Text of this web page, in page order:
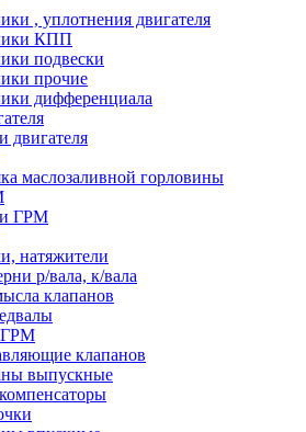
, уплотнения двигателя
КПП
подвески
прочие
дифференциала
двигателя
маслозаливной горловины
ГРМ
натяжители
р/вала, к/вала
клапанов
клапанов
выпускные